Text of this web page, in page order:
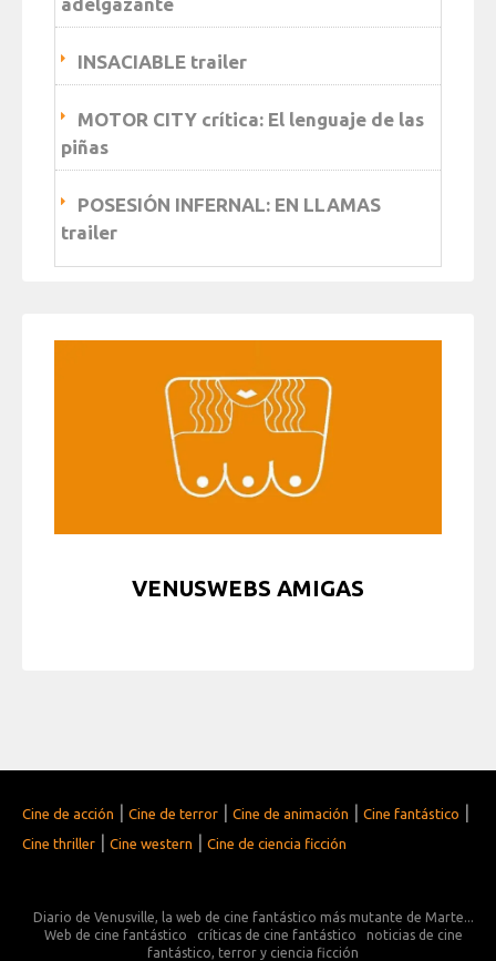
adelgazante
INSACIABLE trailer
MOTOR CITY crítica: El lenguaje de las
piñas
POSESIÓN INFERNAL: EN LLAMAS
trailer
VENUSWEBS AMIGAS
Cine de acción Cine de terror Cine de animación Cine fantástico
Cine thriller Cine western Cine de ciencia ficción
Diario de Venusville, la web de cine fantástico más mutante de Marte...
Web de cine fantástico
críticas de cine fantástico
noticias de cine
fantástico, terror y ciencia ficción